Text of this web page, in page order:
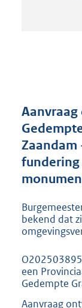
Zaandam
fundering
bekend dat
een
Gedempte
Aanvraag